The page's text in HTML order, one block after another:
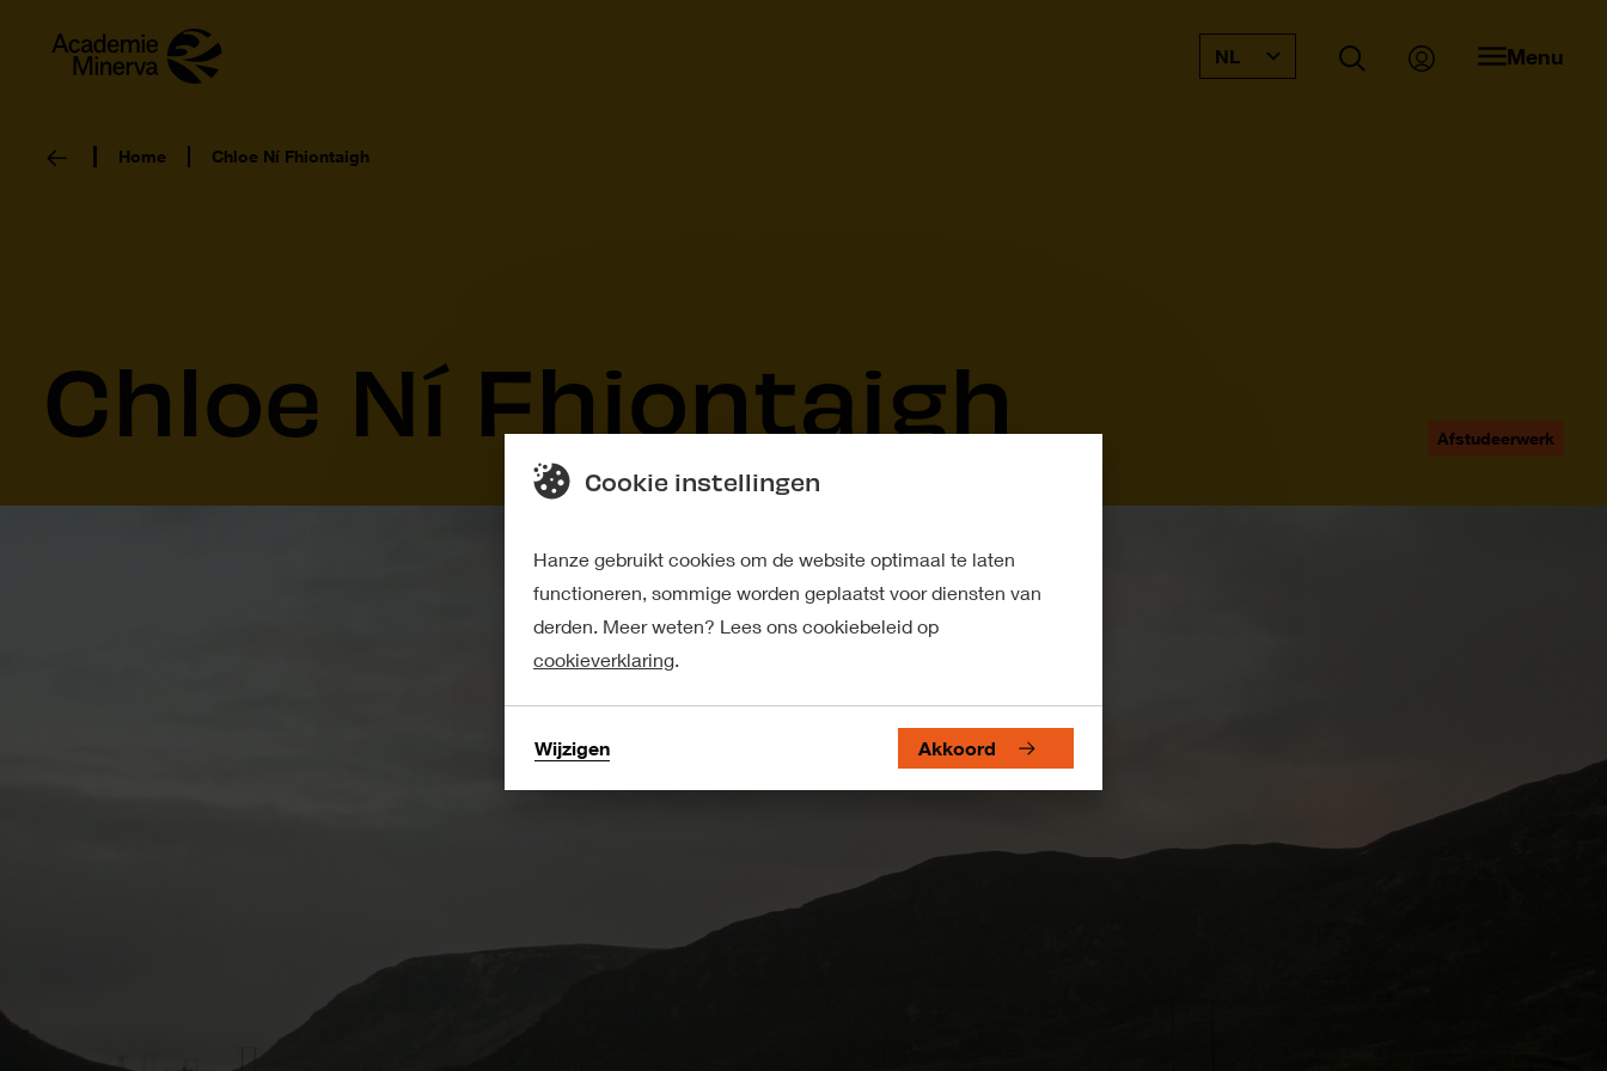
NL Menu
Home Chloe Ní Fhiontaigh
Chloe Ní Fhiontaigh Afstudeerwerk
Cookie instellingen
Hanze gebruikt cookies om de website optimaal te laten
functioneren, sommige worden geplaatst voor diensten van
derden. Meer weten? Lees ons cookiebeleid op
cookieverklaring.
Wijzigen Akkoord